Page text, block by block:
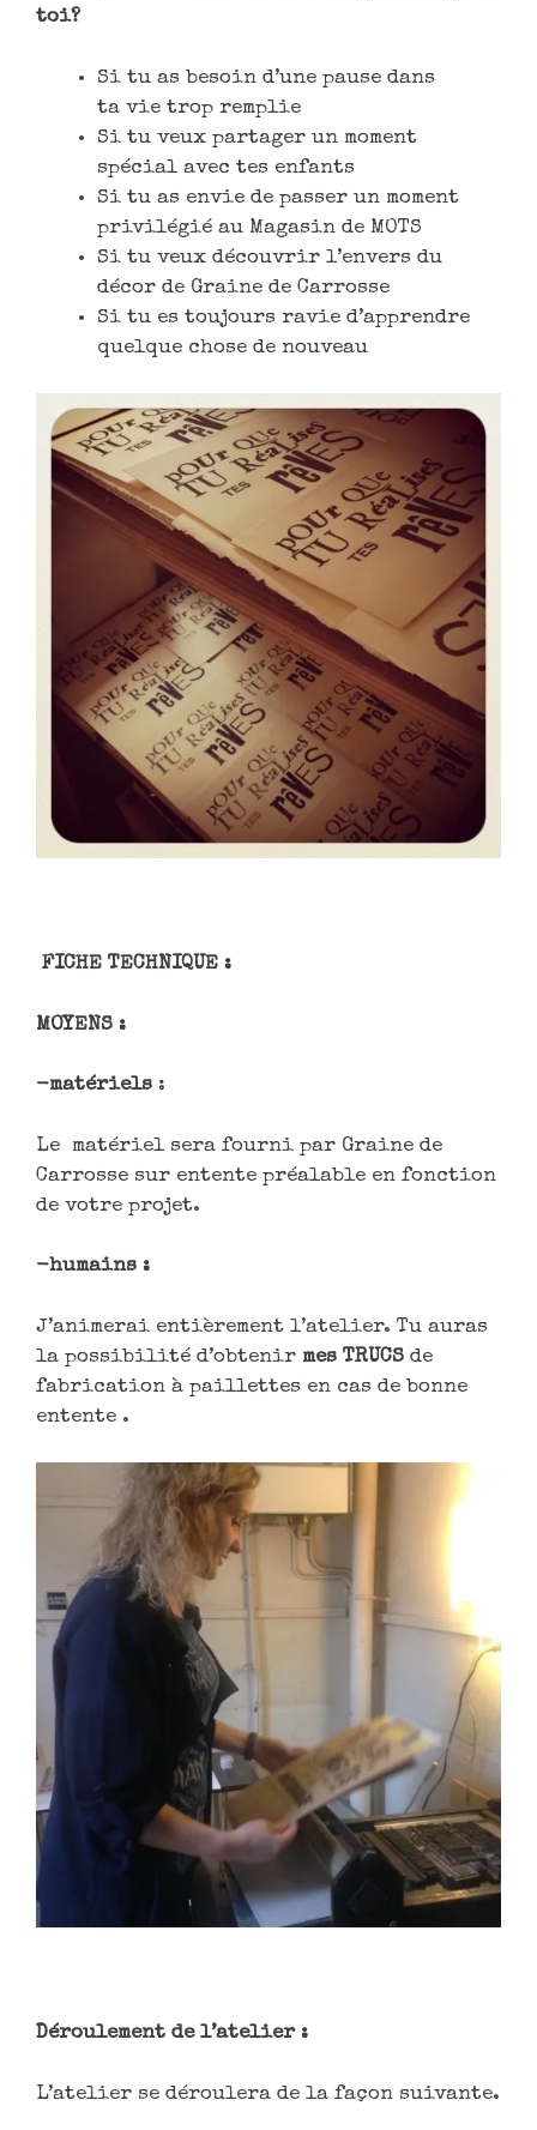
toi?
Si tu as besoin d’une pause dans
ta vie trop remplie
Si tu veux partager un moment
spécial avec tes enfants
Si tu as envie de passer un moment
privilégié au Magasin de MOTS
Si tu veux découvrir l’envers du
décor de Graine de Carrosse
Si tu es toujours ravie d’apprendre
quelque chose de nouveau
FICHE TECHNIQUE :
MOYENS :
-matériels :
Le matériel sera fourni par Graine de
Carrosse sur entente préalable en fonction
de votre projet.
-humains :
J’animerai entièrement l’atelier. Tu auras
la possibilité d’obtenir mes TRUCS de
fabrication à paillettes en cas de bonne
entente .
Déroulement de l’atelier :
L’atelier se déroulera de la façon suivante.